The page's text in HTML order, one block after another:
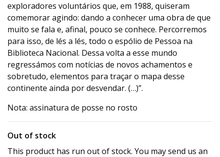
exploradores voluntários que, em 1988, quiseram
comemorar agindo: dando a conhecer uma obra de que
muito se fala e, afinal, pouco se conhece. Percorremos
para isso, de lés a lés, todo o espólio de Pessoa na
Biblioteca Nacional. Dessa volta a esse mundo
regressámos com notícias de novos achamentos e
sobretudo, elementos para traçar o mapa desse
continente ainda por desvendar. (…)”.
Nota: assinatura de posse no rosto
Out of stock
This product has run out of stock. You may send us an